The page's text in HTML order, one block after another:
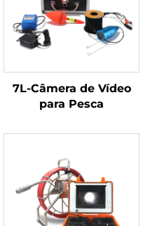
7L-Câmera de Vídeo
para Pesca